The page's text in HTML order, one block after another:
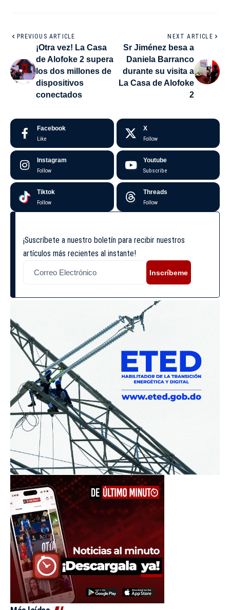
PREVIOUS ARTICLE
¡Otra vez! La Casa
de Alofoke 2 supera
los dos millones de
dispositivos
conectados
NEXT ARTICLE
Sr Jiménez besa a
Daniela Barranco
durante su visita a
La Casa de Alofoke
2
Facebook
Like
X
Follow
Instagram
Follow
Youtube
Subscribe
Tiktok
Follow
Threads
Follow
¡Suscríbete a nuestro boletín para recibir nuestros
artículos más recientes al instante!
Inscríbeme